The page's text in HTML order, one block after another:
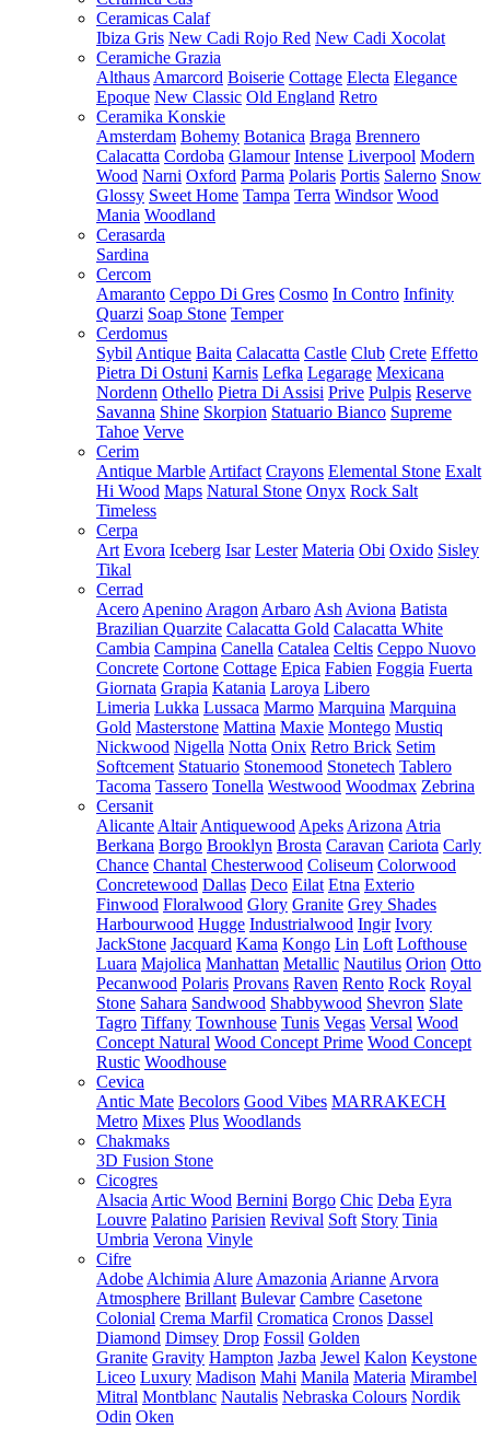
Ceramicas Calaf
Ibiza Gris New Cadi Rojo Red New Cadi Xocolat
Ceramiche Grazia
Althaus Amarcord Boiserie Cottage Electa Elegance
Epoque New Classic Old England Retro
Ceramika Konskie
Amsterdam Bohemy Botanica Braga Brennero
Calacatta Cordoba Glamour Intense Liverpool Modern
Wood Narni Oxford Parma Polaris Portis Salerno Snow
Glossy Sweet Home Tampa Terra Windsor Wood
Mania Woodland
Cerasarda
Sardina
Cercom
Amaranto Ceppo Di Gres Cosmo In Contro Infinity
Quarzi Soap Stone Temper
Cerdomus
Sybil Antique Baita Calacatta Castle Club Crete Effetto
Pietra Di Ostuni Karnis Lefka Legarage Mexicana
Nordenn Othello Pietra Di Assisi Prive Pulpis Reserve
Savanna Shine Skorpion Statuario Bianco Supreme
Tahoe Verve
Cerim
Antique Marble Artifact Crayons Elemental Stone Exalt
Hi Wood Maps Natural Stone Onyx Rock Salt
Timeless
Cerpa
Art Evora Iceberg Isar Lester Materia Obi Oxido Sisley
Tikal
Cerrad
Acero Apenino Aragon Arbaro Ash Aviona Batista
Brazilian Quarzite Calacatta Gold Calacatta White
Cambia Campina Canella Catalea Celtis Ceppo Nuovo
Concrete Cortone Cottage Epica Fabien Foggia Fuerta
Giornata Grapia Katania Laroya Libero
Limeria Lukka Lussaca Marmo Marquina Marquina
Gold Masterstone Mattina Maxie Montego Mustiq
Nickwood Nigella Notta Onix Retro Brick Setim
Softcement Statuario Stonemood Stonetech Tablero
Tacoma Tassero Tonella Westwood Woodmax Zebrina
Cersanit
Alicante Altair Antiquewood Apeks Arizona Atria
Berkana Borgo Brooklyn Brosta Caravan Cariota Carly
Chance Chantal Chesterwood Coliseum Colorwood
Concretewood Dallas Deco Eilat Etna Exterio
Finwood Floralwood Glory Granite Grey Shades
Harbourwood Hugge Industrialwood Ingir Ivory
JackStone Jacquard Kama Kongo Lin Loft Lofthouse
Luara Majolica Manhattan Metallic Nautilus Orion Otto
Pecanwood Polaris Provans Raven Rento Rock Royal
Stone Sahara Sandwood Shabbywood Shevron Slate
Tagro Tiffany Townhouse Tunis Vegas Versal Wood
Concept Natural Wood Concept Prime Wood Concept
Rustic Woodhouse
Cevica
Antic Mate Becolors Good Vibes MARRAKECH
Metro Mixes Plus Woodlands
Chakmaks
3D Fusion Stone
Cicogres
Alsacia Artic Wood Bernini Borgo Chic Deba Eyra
Louvre Palatino Parisien Revival Soft Story Tinia
Umbria Verona Vinyle
Cifre
Adobe Alchimia Alure Amazonia Arianne Arvora
Atmosphere Brillant Bulevar Cambre Casetone
Colonial Crema Marfil Cromatica Cronos Dassel
Diamond Dimsey Drop Fossil Golden
Granite Gravity Hampton Jazba Jewel Kalon Keystone
Liceo Luxury Madison Mahi Manila Materia Mirambel
Mitral Montblanc Nautalis Nebraska Colours Nordik
Odin Oken